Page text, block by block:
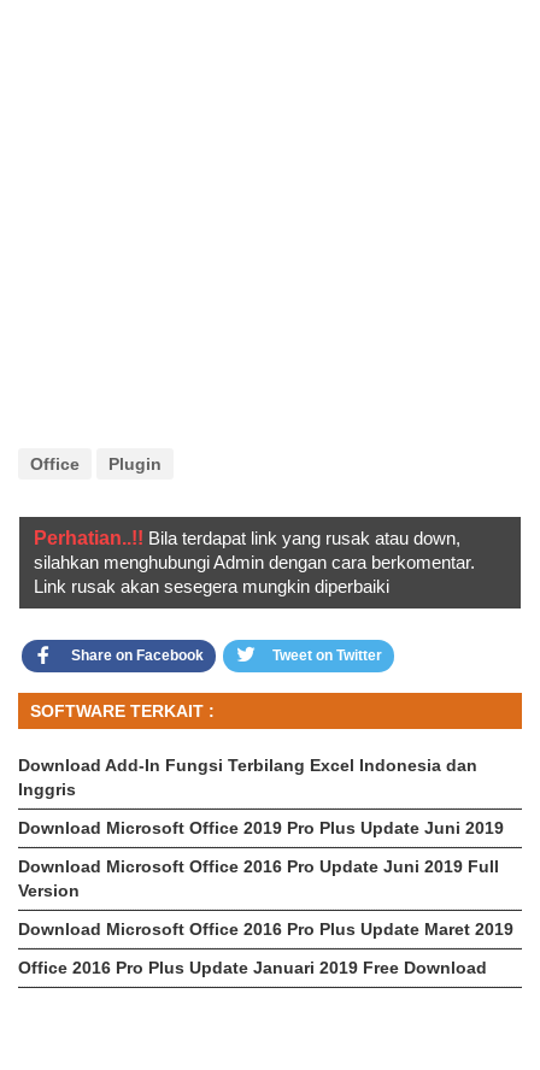
Office Plugin
Perhatian..!! Bila terdapat link yang rusak atau down,
silahkan menghubungi Admin dengan cara berkomentar.
Link rusak akan sesegera mungkin diperbaiki
Share on Facebook Tweet on Twitter
SOFTWARE TERKAIT :
Download Add-In Fungsi Terbilang Excel Indonesia dan
Inggris
Download Microsoft Office 2019 Pro Plus Update Juni 2019
Download Microsoft Office 2016 Pro Update Juni 2019 Full
Version
Download Microsoft Office 2016 Pro Plus Update Maret 2019
Office 2016 Pro Plus Update Januari 2019 Free Download